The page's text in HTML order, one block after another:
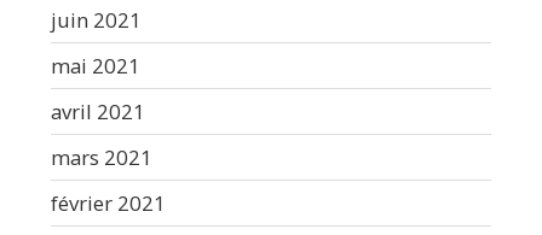
juin 2021
mai 2021
avril 2021
mars 2021
février 2021